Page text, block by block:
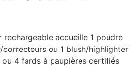
accueille 1 poudre
ou 1 blush/highlighter
4 fards à paupières certifiés